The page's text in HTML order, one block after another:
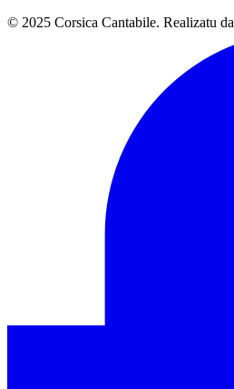
© 2025 Corsica Cantabile. Realizatu da